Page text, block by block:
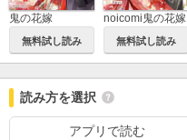
鬼の花嫁
無料試し読み
noicomi鬼の花嫁
無料試し読み
読み方を選択
アプリで読む